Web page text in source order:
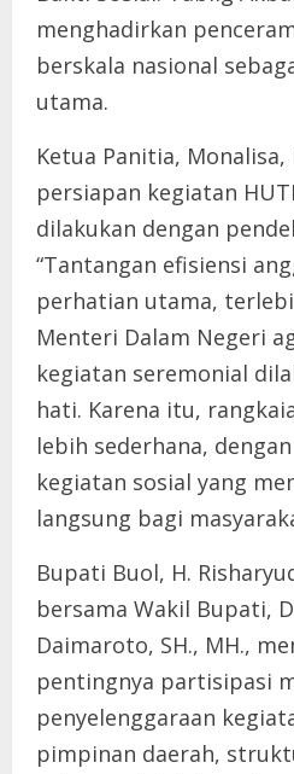
menghadirkan
berskala nasional
utama.
Ketua Panitia,
persiapan kegiatan
dilakukan dengan
“Tantangan efisiensi
perhatian utama,
Menteri Dalam Negeri
kegiatan seremonial
hati. Karena itu,
lebih sederhana,
kegiatan sosial yang
langsung bagi
Bupati Buol, H.
bersama Wakil Bupati,
Daimaroto, SH., MH.,
pentingnya partisipasi
penyelenggaraan
pimpinan daerah,